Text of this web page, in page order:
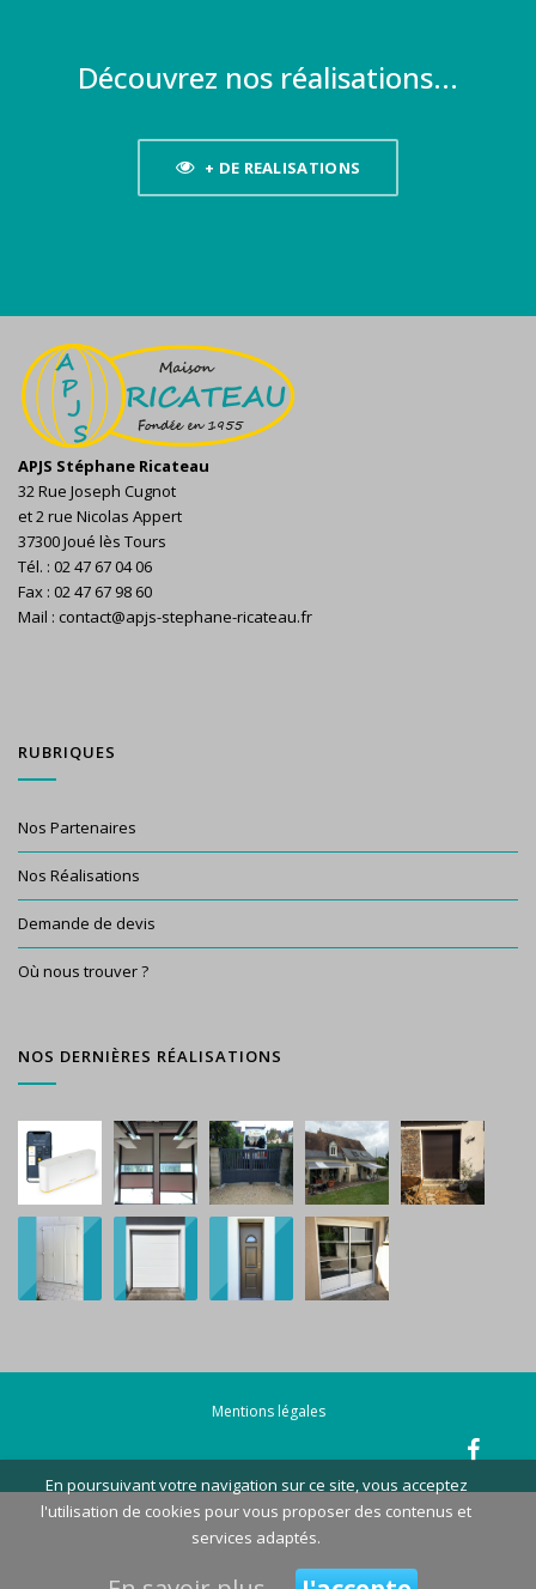
Découvrez nos réalisations...
+ DE REALISATIONS
APJS Stéphane Ricateau
32 Rue Joseph Cugnot
et 2 rue Nicolas Appert
37300 Joué lès Tours
Tél. : 02 47 67 04 06
Fax : 02 47 67 98 60
Mail : contact@apjs-stephane-ricateau.fr
RUBRIQUES
Nos Partenaires
Nos Réalisations
Demande de devis
Où nous trouver ?
NOS DERNIÈRES RÉALISATIONS
Mentions légales
En poursuivant votre navigation sur ce site, vous acceptez
l'utilisation de cookies pour vous proposer des contenus et
services adaptés.